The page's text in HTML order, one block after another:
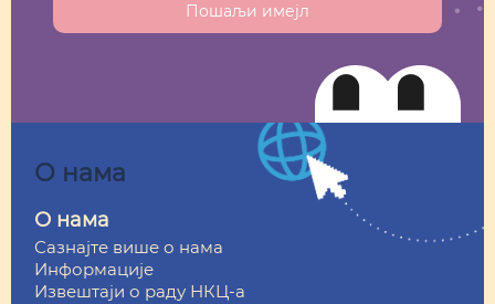
Пошаљи имејл
О нама
О нама
Сазнајте више о нама
Информације
Извештаји о раду НКЦ-а